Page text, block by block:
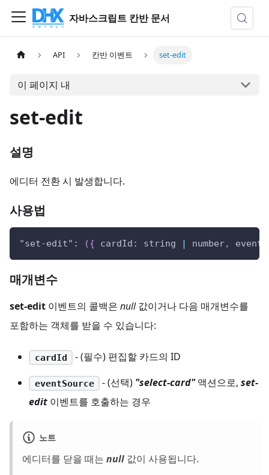
자바스크립트 칸반 문서
API 칸반 이벤트 set-edit
이 페이지 내
set-edit
설명
에디터 전환 시 발생합니다.
사용법
"set-edit" : ({ cardId : string | number,
매개변수
set-edit 이벤트의 콜백은 null값이거나 다음 매개변수를
포함하는 객체를 받을 수 있습니다:
cardId - (필수) 편집할 카드의 ID
eventSource - (선택) "select-card"액션으로,set-
edit 이벤트를 호출하는 경우
노트
에디터를 닫을 때는 null 값이 사용됩니다.